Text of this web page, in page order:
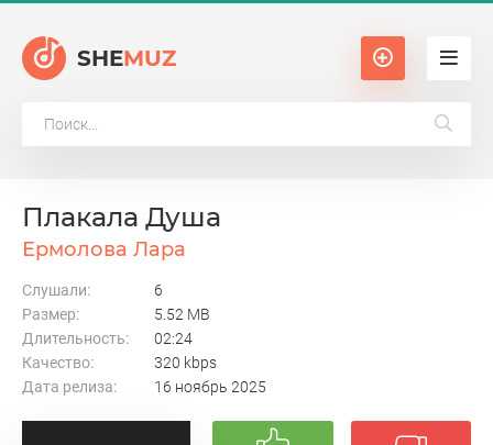
SHEMUZ
Плакала Душа
Ермолова Лара
Слушали:
6
Размер:
5.52 MB
Длительность:
02:24
Качество:
320 kbps
Дата релиза:
16 ноябрь 2025